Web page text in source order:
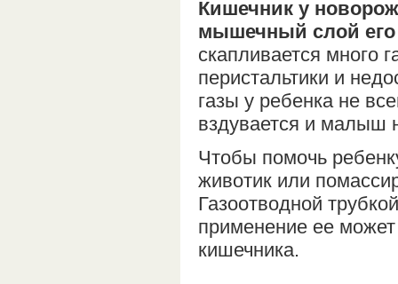
Кишечник у
мышечный слой
скапливается много
перистальтики и
газы у ребенка не
вздувается и малыш
Чтобы помочь
животик или
Газоотводной
применение ее
кишечника.